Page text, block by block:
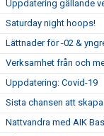
Uppdatering gällande
Saturday night hoops!
Lättnader för -02 &
Verksamhet från och
Uppdatering: Covid-19
Sista chansen att
Nattvandra med AIK